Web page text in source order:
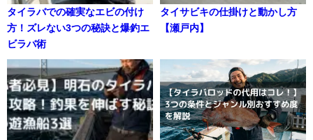
タイラバでの確実なエビの付け
方！ズレない3つの秘訣と爆釣エ
ビラバ術
タイサビキの仕掛けと動かし方
【瀬戸内】